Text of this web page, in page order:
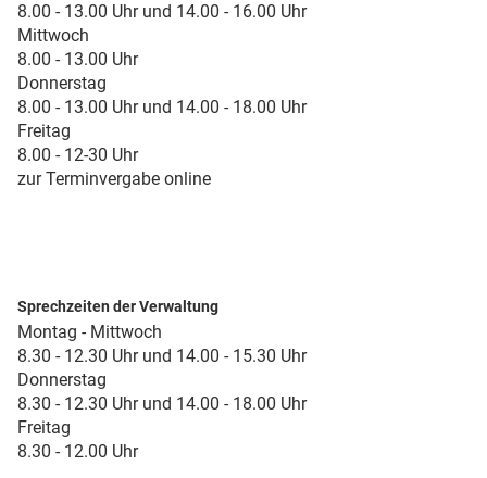
8.00 - 13.00 Uhr und 14.00 - 16.00 Uhr
Mittwoch
8.00 - 13.00 Uhr
Donnerstag
8.00 - 13.00 Uhr und 14.00 - 18.00 Uhr
Freitag
8.00 - 12-30 Uhr
zur Terminvergabe online
Sprechzeiten der Verwaltung
Montag - Mittwoch
8.30 - 12.30 Uhr und 14.00 - 15.30 Uhr
Donnerstag
8.30 - 12.30 Uhr und 14.00 - 18.00 Uhr
Freitag
8.30 - 12.00 Uhr